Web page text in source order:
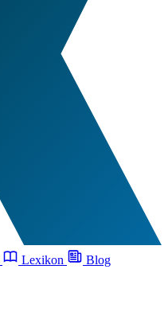
Lexikon
Blog